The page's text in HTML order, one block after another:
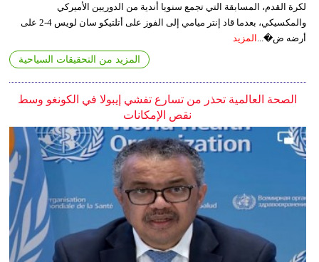
لكرة القدم، المسابقة التي تجمع سنويا أندية من الدوريين الأميركي
والمكسيكي، بعدما قاد إنتر ميامي إلى الفوز على أتلتيكو سان لويس 4-2 على
أرضه ض�...
المزيد
المزيد من التحقيقات السياحية
الصحة العالمية تحذر من تسارع تفشي إيبولا في الكونغو وسط
نقص الإمكانات